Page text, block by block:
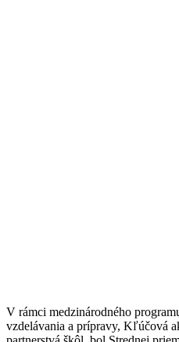
V rámci medzinárodného
vzdelávania a prípravy, Kľúčová